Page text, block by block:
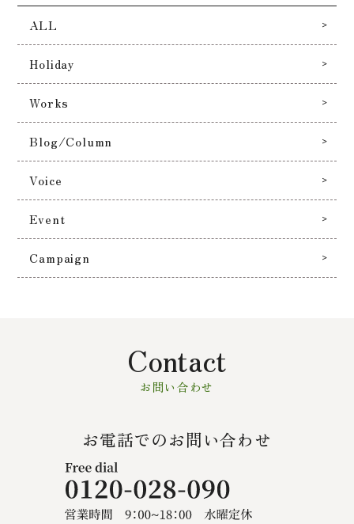
ALL
Holiday
Works
Blog/Column
Voice
Event
Campaign
Contact
お問い合わせ
お電話でのお問い合わせ